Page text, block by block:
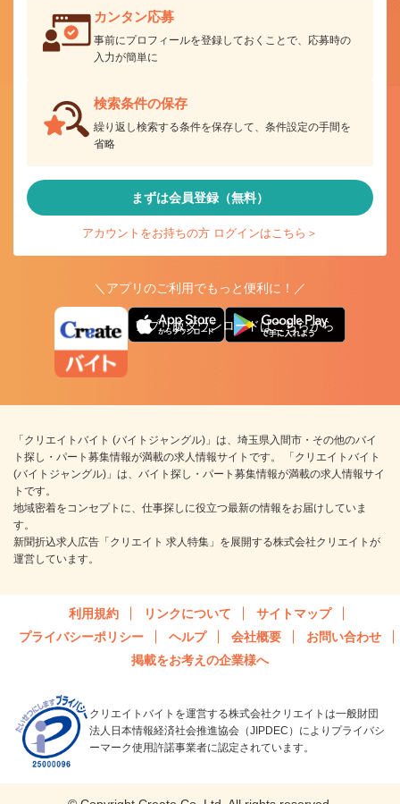
カンタン応募
事前にプロフィールを登録しておくことで、応募時の
入力が簡単に
検索条件の保存
繰り返し検索する条件を保存して、条件設定の手間を
省略
まずは会員登録（無料）
アカウントをお持ちの方 ログインはこちら＞
＼アプリのご利用でもっと便利に！／
アプリ版ダウンロードはこちらから
「クリエイトバイト (バイトジャングル)」は、埼玉県入間市・その他のバイ
ト探し・パート募集情報が満載の求人情報サイトです。 「クリエイトバイト
(バイトジャングル)」は、バイト探し・パート募集情報が満載の求人情報サイ
トです。
地域密着をコンセプトに、仕事探しに役立つ最新の情報をお届けしていま
す。
新聞折込求人広告「クリエイト 求人特集」を展開する株式会社クリエイトが
運営しています。
利用規約 リンクについて
サイトマップ
プライバシーポリシー
ヘルプ 会社概要
お問い合わせ
掲載をお考えの企業様へ
クリエイトバイトを運営する株式会社クリエイトは一般財団
法人日本情報経済社会推進協会（JIPDEC）によりプライバシ
ーマーク使用許諾事業者に認定されています。